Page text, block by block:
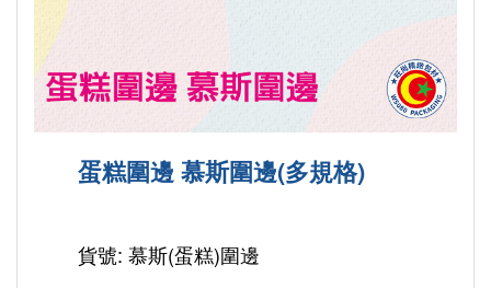
蛋糕圍邊 慕斯圍邊(多規格)
貨號: 慕斯(蛋糕)圍邊